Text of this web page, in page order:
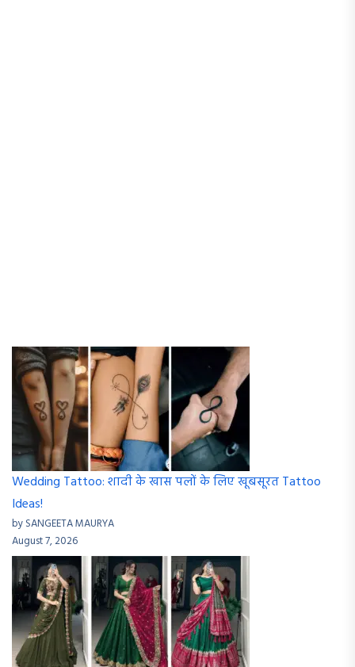
Wedding Tattoo: शादी के खास पलों के लिए खूबसूरत Tattoo
Ideas!
by SANGEETA MAURYA
August 7, 2026